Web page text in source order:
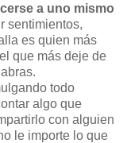
a uno mismo
sentimientos,
es quien más
que más deje de
todo
algo que
con alguien
le importe lo que